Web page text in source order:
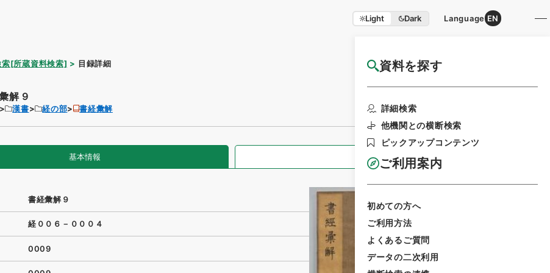
Light Dark Language EN
資料を探す
詳細検索
他機関との横断検索
ピックアップコンテンツ
ご利用案内
初めての方へ
ご利用方法
よくあるご質問
データの二次利用
索[所蔵資料検索] 目録詳細 国立公文書館HP利用案内
解９
漢書 経の部 書経彙解
基本情報 全ての情報
書経彙解９
経００６－０００４
0009